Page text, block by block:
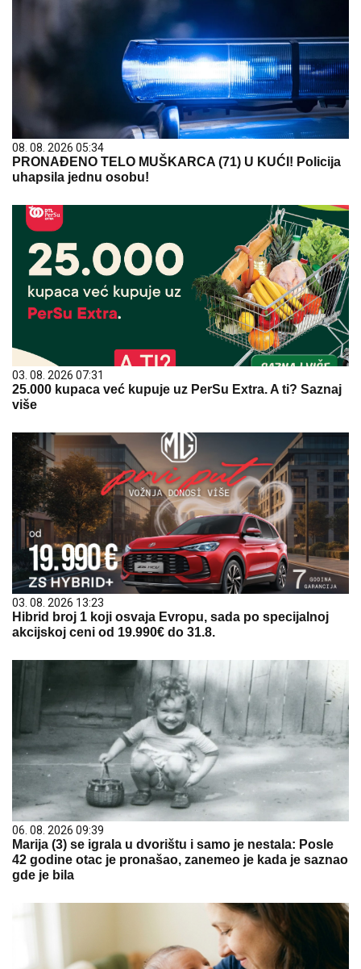
08. 08. 2026 05:34
PRONAĐENO TELO MUŠKARCA (71) U KUĆI! Policija
uhapsila jednu osobu!
03. 08. 2026 07:31
25.000 kupaca već kupuje uz PerSu Extra. A ti? Saznaj
više
03. 08. 2026 13:23
Hibrid broj 1 koji osvaja Evropu, sada po specijalnoj
akcijskoj ceni od 19.990€ do 31.8.
06. 08. 2026 09:39
Marija (3) se igrala u dvorištu i samo je nestala: Posle
42 godine otac je pronašao, zanemeo je kada je saznao
gde je bila